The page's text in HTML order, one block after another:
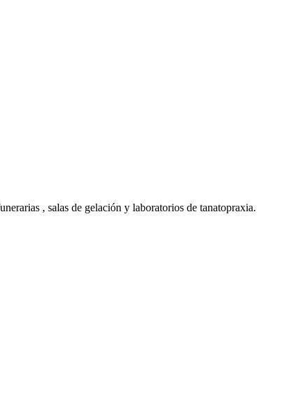
, salas de gelación y laboratorios de tanatopraxia.